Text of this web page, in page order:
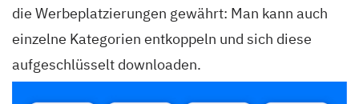
die Werbeplatzierungen gewährt: Man kann auch
einzelne Kategorien entkoppeln und sich diese
aufgeschlüsselt downloaden.